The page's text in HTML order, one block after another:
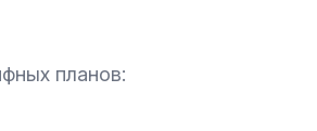
планов: